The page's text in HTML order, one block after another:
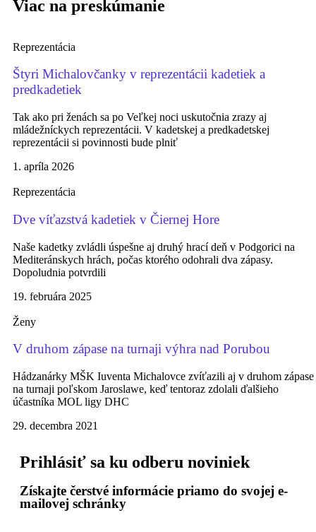
Viac na preskúmanie
Reprezentácia
Štyri Michalovčanky v reprezentácii kadetiek a
predkadetiek
Tak ako pri ženách sa po Veľkej noci uskutočnia zrazy aj
mládežníckych reprezentácii. V kadetskej a predkadetskej
reprezentácii si povinnosti bude plniť
1. apríla 2026
Reprezentácia
Dve víťazstvá kadetiek v Čiernej Hore
Naše kadetky zvládli úspešne aj druhý hrací deň v Podgorici na
Mediteránskych hrách, počas ktorého odohrali dva zápasy.
Dopoludnia potvrdili
19. februára 2025
Ženy
V druhom zápase na turnaji výhra nad Porubou
Hádzanárky MŠK Iuventa Michalovce zvíťazili aj v druhom zápase
na turnaji poľskom Jaroslawe, keď tentoraz zdolali ďalšieho
účastníka MOL ligy DHC
29. decembra 2021
Prihlásiť sa ku odberu noviniek
Získajte čerstvé informácie priamo do svojej e-
mailovej schránky